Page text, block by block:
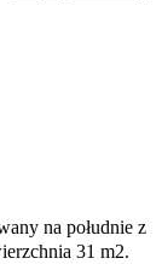
na południe z
31 m2.